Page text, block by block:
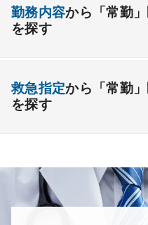
その他
心療内科 泌尿器科
皮膚科
放射線科 救命救急科
外来のみの勤務可能
夜間当直なしの勤務可
後期研修可能 週4日の
オンコールなしの勤務可能
療養＋精神
勤務内容から「常勤
を探す
検査
救急指定から「常勤
を探す